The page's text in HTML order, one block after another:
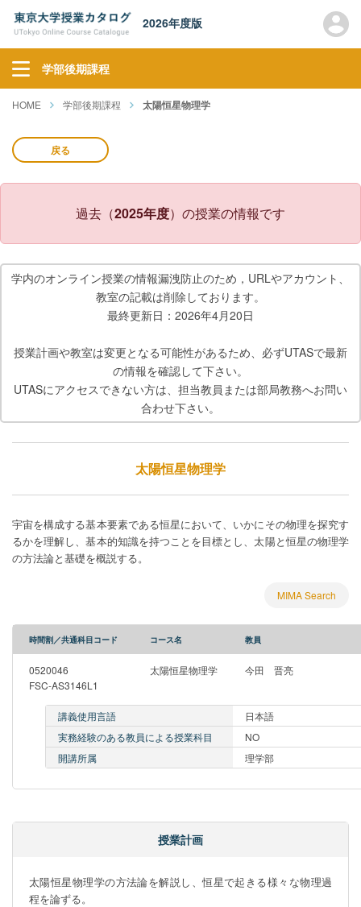
2026年度版
学部後期課程
HOME 学部後期課程 太陽恒星物理学
戻る
過去（2025年度）の授業の情報です
学内のオンライン授業の情報漏洩防止のため，URLやアカウント、
教室の記載は削除しております。
最終更新日：2026年4月20日
授業計画や教室は変更となる可能性があるため、必ずUTASで最新
の情報を確認して下さい。
UTASにアクセスできない方は、担当教員または部局教務へお問い
合わせ下さい。
太陽恒星物理学
宇宙を構成する基本要素である恒星において、いかにその物理を探究す
るかを理解し、基本的知識を持つことを目標とし、太陽と恒星の物理学
の方法論と基礎を概説する。
MIMA Search
時間割／共通科目コード コース名 教員
0520046
FSC-AS3146L1
太陽恒星物理学 今田 晋亮
講義使用言語
日本語
実務経験のある教員による授業科目
NO
開講所属
理学部
授業計画
太陽恒星物理学の方法論を解説し、恒星で起きる様々な物理過
程を論ずる。